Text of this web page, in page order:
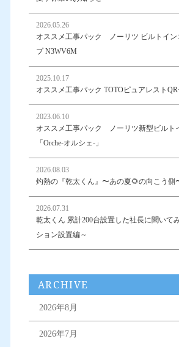
2026.05.26
オススメ工事パック ノーリツ ビルトイン
プ N3WV6M
2025.10.17
オススメ工事パック TOTOピュアレスト
2023.06.10
オススメ工事パック ノーリツ新型ビルト
「Orche-オルシェ-」
2026.08.03
灼熱の『乾太くん』〜あの夏🌻の向こう側
2026.07.31
乾太くん 累計200台設置した社長に聞いて
ション設置編～
ARCHIVE
2026年8月
2026年7月